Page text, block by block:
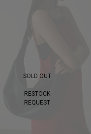
SOLD OUT
RESTOCK
REQUEST